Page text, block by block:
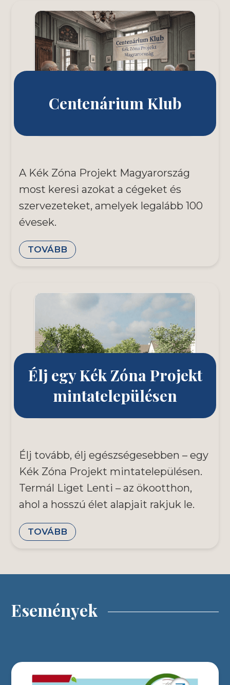
Centenárium Klub
A Kék Zóna Projekt Magyarország
most keresi azokat a cégeket és
szervezeteket, amelyek legalább 100
évesek.
TOVÁBB
Élj egy Kék Zóna Projekt
mintatelepülésen
Élj tovább, élj egészségesebben – egy
Kék Zóna Projekt mintatelepülésen.
Termál Liget Lenti – az ökootthon,
ahol a hosszú élet alapjait rakjuk le.
TOVÁBB
Események